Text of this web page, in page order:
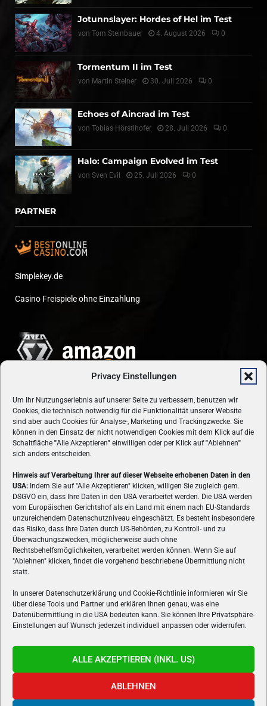
Privacy Einstellungen
Um Ihr Nutzungserlebnis auf unserer Seite zu verbessern, benutzen wir
Cookies, die technisch notwendig für die Funktionalität unserer Website
sind aber auch Cookies für Analyse-, Marketing und Trackingzwecke. Sie
können in den Einsatz der nicht notwendigen Cookies mit dem Klick auf die
Schaltfläche "Alle Akzeptieren" einwilligen oder per Klick auf"Ablehnen"
sich anders entscheiden.
Hinweis auf Verarbeitung Ihrer auf dieser Webseite erhobenen Daten in den
USA: Indem Sie auf "Alle Akzeptieren" klicken, willigen Sie zugleich gem.
DSGVO ein, dass Ihre Daten in den USA verarbeitet werden. Die USA werden
vom Europäischen Gerichtshof als ein Land mit einem nach EU-Standards
unzureichendem Datenschutzniveau eingeschätzt. Es besteht insbesondere
das Risiko, dass Ihre Daten durch US-Behörden, zu Kontroll- und zu
Überwachungszwecken, möglicherweise auch ohne
Rechtsbehelfsmöglichkeiten, verarbeitet werden können. Wenn Sie auf
"Ablehnen" klicken, findet die vorgehend beschriebene Übermittlung nicht
statt.
In unserer Datenschutzerklärung und Cookie-Richtlinie informieren wir Sie
über diese Tools und Partner und erklären Ihnen genau, was eine
Datenübermittlung in die USA bedeuten kann. Sie können Ihre Privatsphäre-
Einstellungen auf Wunsch jederzeit individuell anpassen oder widerrufen.
ALLE AKZEPTIEREN (INKL. US)
ABLEHNEN
Jotunnslayer: Hordes of Hel im Test
von Tom Steinbauer 4. August 2026 0
Tormentum II im Test
von Martin Steiner 30. Juli 2026 0
Echoes of Aincrad im Test
von Tobias Hörstlhofer 28. Juli 2026 0
Halo: Campaign Evolved im Test
von Sven Evil 25. Juli 2026 0
PARTNER
Simplekey.de
Casino Freispiele ohne Einzahlung
ÜBER UNS
VON GAMERN, FÜR GAMER! Gamers.at ist das älteste Online-
Spielemagazin Österreichs und bringt täglich aktuelle News,
Reviews und Videos zu PC- und Konsolenspielen, Gaming-
Hardware und aus der Welt des e-Sport's.
FOLGE UNS